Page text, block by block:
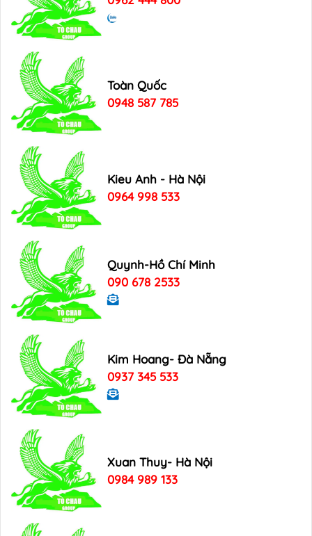
Toàn Quốc
0948 587 785
Kieu Anh - Hà Nội
0964 998 533
Quynh-Hồ Chí Minh
090 678 2533
Kim Hoang- Đà Nẵng
0937 345 533
Xuan Thuy- Hà Nội
0984 989 133